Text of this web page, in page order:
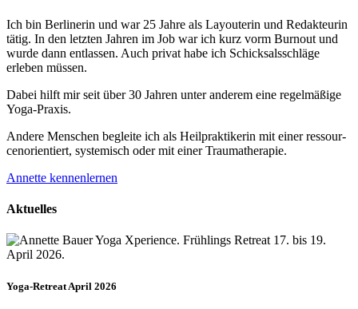
Ich bin Berlinerin und war 25 Jahre als Layouterin und Redak­teurin
tätig. In den letzten Jahren im Job war ich kurz vorm Burnout und
wurde dann ent­lassen. Auch privat habe ich Schick­sals­schläge
erleben müssen.
Dabei hilft mir seit über 30 Jahren unter anderem eine regelmäßige
Yoga-Praxis.
Andere Menschen begleite ich als Heil­prakti­kerin mit einer ressour­
cenorien­tiert, systemisch oder mit einer Trauma­therapie.
Annette kennenlernen
Aktuelles
Yoga-Retreat April 2026